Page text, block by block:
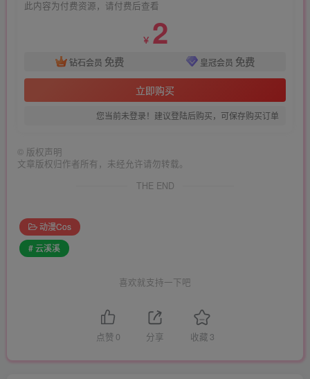
此内容为付费资源，请付费后查看
￥ 2
钻石会员 免费 皇冠会员 免费
立即购买
您当前未登录！建议登陆后购买，可保存购买订单
© 版权声明
文章版权归作者所有，未经允许请勿转载。
THE END
动漫Cos
# 云溪溪
喜欢就支持一下吧
点赞 0 分享 收藏 3